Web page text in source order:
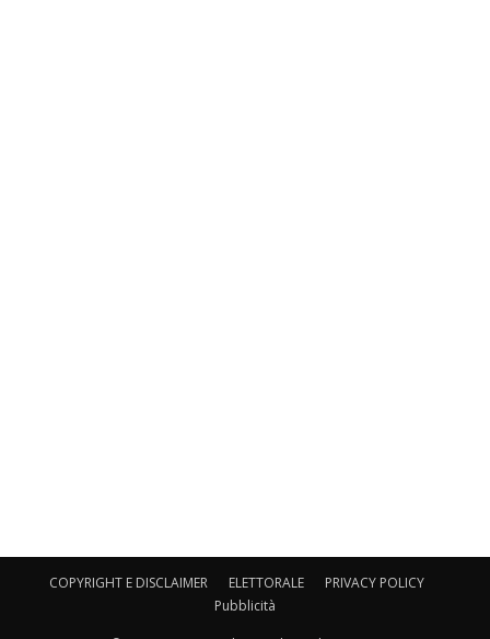
COPYRIGHT E DISCLAIMER ELETTORALE
PRIVACY POLICY
Pubblicità